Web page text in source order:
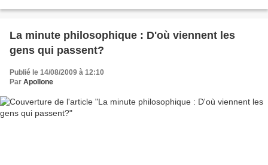
La minute philosophique : D'où viennent les
gens qui passent?
Publié le 14/08/2009 à 12:10
Par Apollone